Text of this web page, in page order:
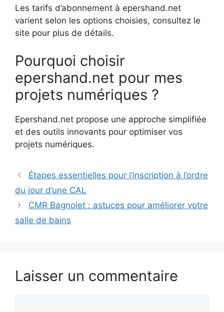
Les tarifs d’abonnement à epershand.net
varient selon les options choisies, consultez le
site pour plus de détails.
Pourquoi choisir
epershand.net pour mes
projets numériques ?
Epershand.net propose une approche simplifiée
et des outils innovants pour optimiser vos
projets numériques.
Étapes essentielles pour l’inscription à l’ordre
du jour d’une CAL
CMR Bagnolet : astuces pour améliorer votre
salle de bains
Laisser un commentaire